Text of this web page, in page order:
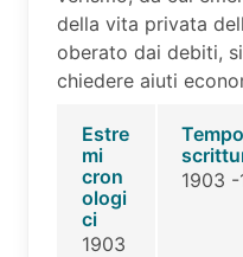
della vita privata
oberato dai debiti,
chiedere aiuti
Estre
mi
cron
ologi
ci
1903
1903 -